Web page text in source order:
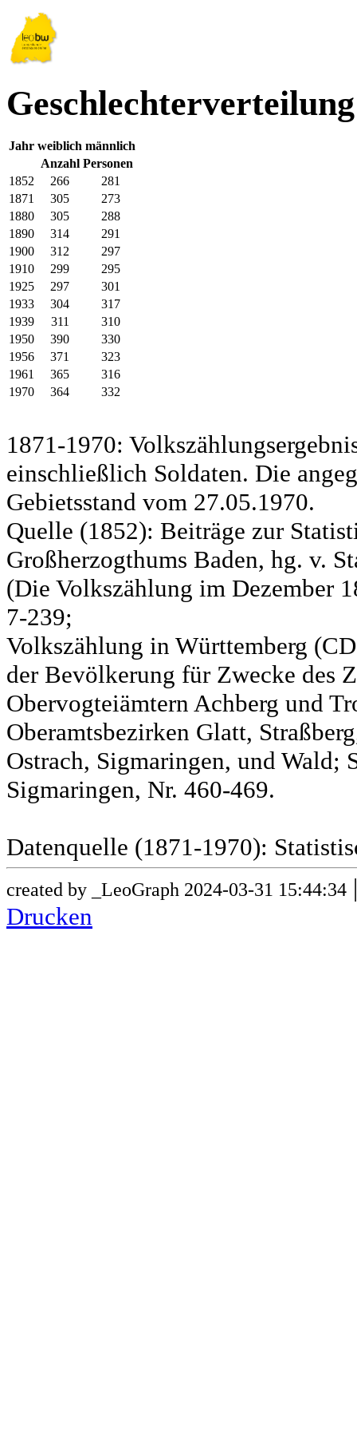
Jahr weiblich männlich
Anzahl Personen
1852
266
281
1871
305
273
1880
305
288
1890
314
291
1900
312
297
1910
299
295
1925
297
301
1933
304
317
1939
311
310
1950
390
330
1956
371
323
1961
365
316
1970
364 332
1871-1970:
einschließlich Soldaten. Die
Gebietsstand vom 27.05.1970.
Quelle (1852): Beiträge zur
Großherzogthums Baden, hg. v.
(Die Volkszählung im Dezember
7-239;
Volkszählung in Württemberg
der Bevölkerung für Zwecke des
Obervogteiämtern Achberg und
Oberamtsbezirken Glatt,
Ostrach, Sigmaringen, und Wald;
Sigmaringen, Nr. 460-469.
Datenquelle (1871-1970):
created by _LeoGraph 2024-03-31 15:44:34
Drucken